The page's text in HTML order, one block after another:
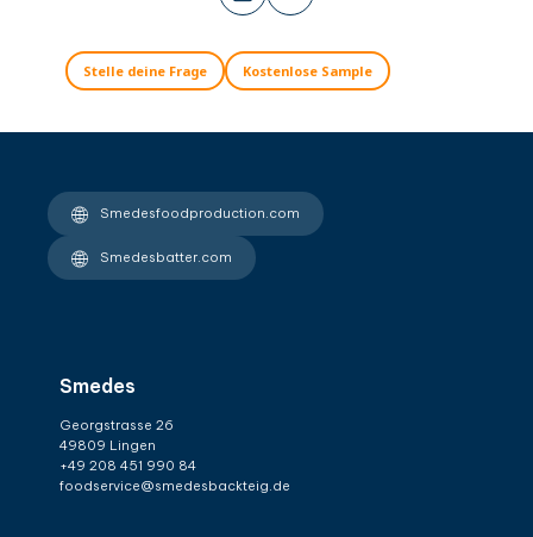
Stelle deine Frage Kostenlose Sample
Smedesfoodproduction.com
Smedesbatter.com
Smedes
Georgstrasse 26
49809 Lingen
+49 208 451 990 84
foodservice@smedesbackteig.de